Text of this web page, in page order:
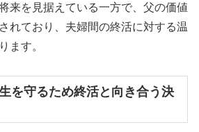
来を見据えている一方で、父の価値
れており、夫婦間の終活に対する温
ます。
を守るため終活と向き合う決